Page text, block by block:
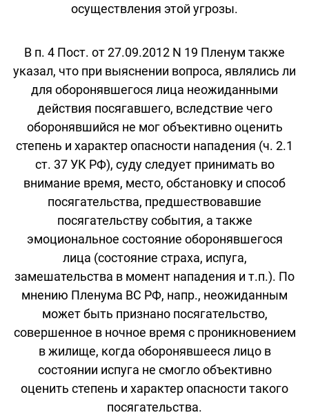
осуществления этой угрозы.
В п. 4 Пост. от 27.09.2012 N 19 Пленум также
указал, что при выяснении вопроса, являлись ли
для оборонявшегося лица неожиданными
действия посягавшего, вследствие чего
оборонявшийся не мог объективно оценить
степень и характер опасности нападения (ч. 2.1
ст. 37 УК РФ), суду следует принимать во
внимание время, место, обстановку и способ
посягательства, предшествовавшие
посягательству события, а также
эмоциональное состояние оборонявшегося
лица (состояние страха, испуга,
замешательства в момент нападения и т.п.). По
мнению Пленума ВС РФ, напр., неожиданным
может быть признано посягательство,
совершенное в ночное время с проникновением
в жилище, когда оборонявшееся лицо в
состоянии испуга не смогло объективно
оценить степень и характер опасности такого
посягательства.